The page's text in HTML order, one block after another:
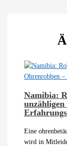
Namibia:
Eine
wird in